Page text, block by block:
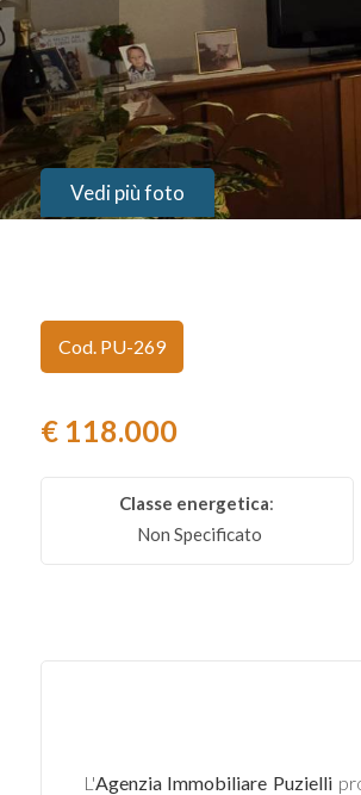
Vedi più foto
Cod. PU-269
€ 118.000
Classe energetica:
Non Specificato
L'Agenzia Immobiliare Puzielli
Provincia
Comune
Tipologia
Residenziali